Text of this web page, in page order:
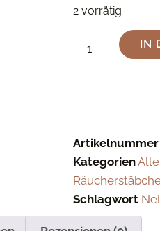
2 vorrätig
IN
Artikelnummer
Kategorien
Schlagwort